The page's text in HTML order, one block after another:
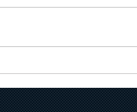
толгон